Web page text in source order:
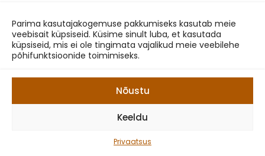
Parima kasutajakogemuse pakkumiseks kasutab meie
veebisait küpsiseid. Küsime sinult luba, et kasutada
küpsiseid, mis ei ole tingimata vajalikud meie veebilehe
põhifunktsioonide toimimiseks.
Nõustu
Keeldu
Privaatsus